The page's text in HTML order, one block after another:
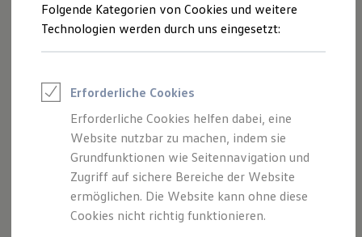
Saisonangebote
Reifenpakete
Leasing
Leasing-Angebote
Elektroauto Leasing
Kleinwagen-Leasing
Leasing ohne Anzahlung
Finanzierung
Autokredit mit Schlussrate
Versicherungen und Garantien
Kfz-Versicherung
Restschuldversicherungen
Garantien
Marderabwehrgerät M2700
Das M2700 ist ein 12 - V -Ultraschallgerät mit
Schutzstandard und 360°-Abstrahlung.
Wasser- und schmutzbeständig (Schutzart IP65)
Folgende Kategorien von Cookies und weitere
Technologien werden durch uns eingesetzt:
Erforderliche Cookies
Erforderliche Cookies helfen dabei, eine
Website nutzbar zu machen, indem sie
Grundfunktionen wie Seitennavigation und
Zugriff auf sichere Bereiche der Website
ermöglichen. Die Website kann ohne diese
Cookies nicht richtig funktionieren.